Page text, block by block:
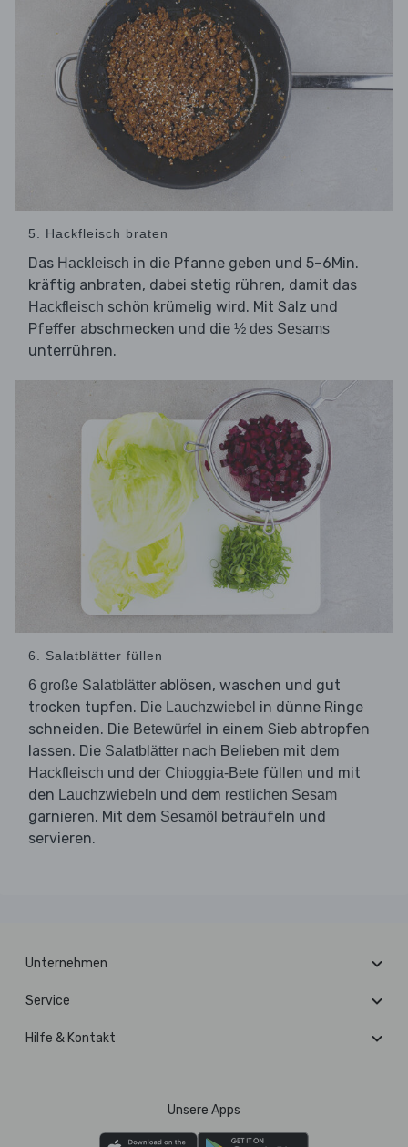
5. Hackfleisch braten
Das Hackleisch in die Pfanne geben und 5–6Min.
kräftig anbraten, dabei stetig rühren, damit das
Hackfleisch schön krümelig wird. Mit Salz und
Pfeffer abschmecken und die ½ des Sesams
unterrühren.
6. Salatblätter füllen
6 große Salatblätter ablösen, waschen und gut
trocken tupfen. Die Lauchzwiebel in dünne Ringe
schneiden. Die Betewürfel in einem Sieb abtropfen
lassen. Die Salatblätter nach Belieben mit dem
Hackfleisch und der Chioggia-Bete füllen und mit
den Lauchzwiebeln und dem restlichen Sesam
garnieren. Mit dem Sesamöl beträufeln und
servieren.
Unternehmen
Service
Hilfe & Kontakt
Unsere Apps